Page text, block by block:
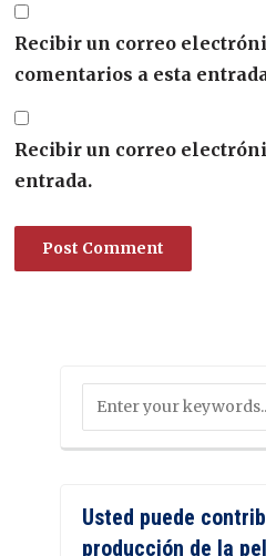
Recibir un correo
comentarios a esta
Recibir un correo
entrada.
Usted puede
producción de la